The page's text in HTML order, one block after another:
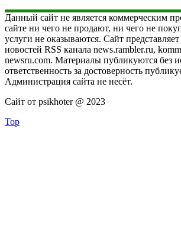
Данный сайт не является коммерческим
сайте ни чего не продают, ни чего не
услуги не оказываются. Сайт
новостей RSS канала news.rambler.ru,
newsru.com. Материалы публикуются без
ответственность за достоверность
Администрация сайта не несёт.
Сайт от psikhoter @ 2023
Top